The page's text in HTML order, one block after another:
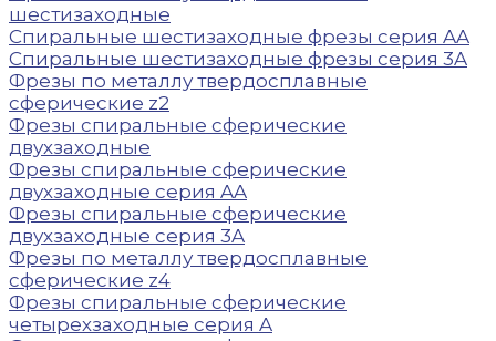
шестизаходные
Спиральные шестизаходные фрезы серия AA
Спиральные шестизаходные фрезы серия 3A
Фрезы по металлу твердосплавные
сферические z2
Фрезы спиральные сферические
двухзаходные
Фрезы спиральные сферические
двухзаходные серия AA
Фрезы спиральные сферические
двухзаходные серия 3A
Фрезы по металлу твердосплавные
сферические z4
Фрезы спиральные сферические
четырехзаходные серия A